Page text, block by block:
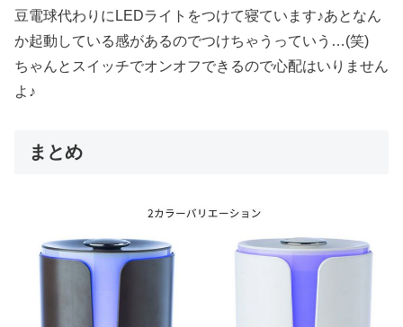
豆電球代わりにLEDライトをつけて寝ています♪あとなん
か起動している感があるのでつけちゃうっていう…(笑)
ちゃんとスイッチでオンオフできるので心配はいりません
よ♪
まとめ